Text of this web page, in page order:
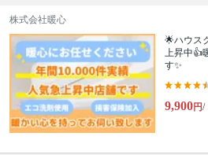
株式会社暖心
🌟ハウス
上昇中👍
す✨
9,900円/